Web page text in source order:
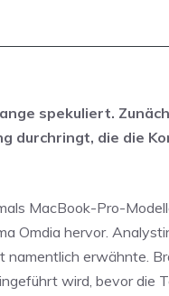
spekuliert.
durchringt, die die
MacBook-Pro-
Omdia hervor.
erwähnte.
wird, bevor die